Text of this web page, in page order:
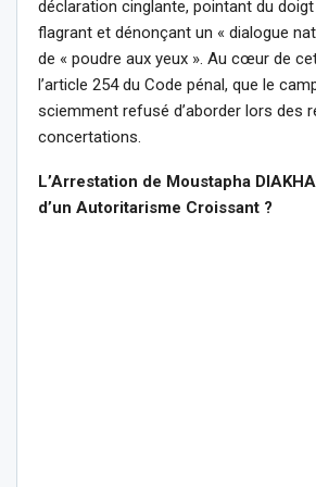
déclaration cinglante, pointant du
flagrant et dénonçant un « dialogue
de « poudre aux yeux ». Au cœur de
l’article 254 du Code pénal, que le
sciemment refusé d’aborder lors des
concertations.
L’Arrestation de Moustapha
d’un Autoritarisme Croissant ?